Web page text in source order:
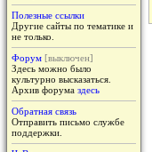
Полезные ссылки
Другие сайты по тематике и
не только.
Форум [выключен]
Здесь можно было
культурно высказаться.
Архив форума здесь
Обратная связь
Отправить письмо службе
поддержки.